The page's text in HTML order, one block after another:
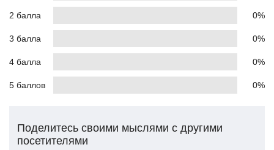
2 балла 0%
3 балла 0%
4 балла 0%
5 баллов 0%
Поделитесь своими мыслями с другими
посетителями